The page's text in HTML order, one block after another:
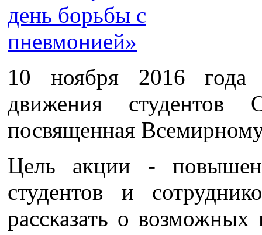
10 ноября 2016 года
движения студентов
посвященная
Цель акции -
студентов и
рассказать о